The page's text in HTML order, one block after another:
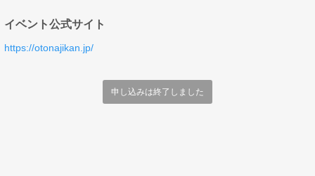
イベント公式サイト
https://otonajikan.jp/
申し込みは終了しました